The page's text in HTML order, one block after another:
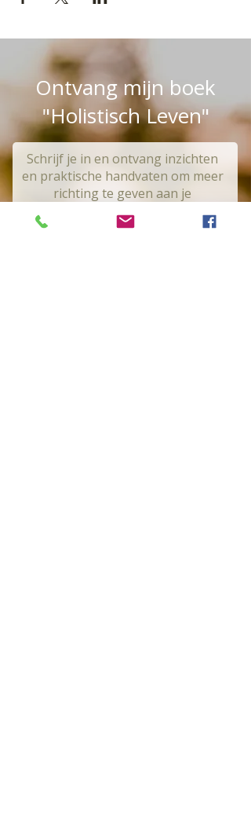
Ontvang mijn boek
"Holistisch Leven"
Schrijf je in en ontvang inzichten
en praktische handvaten om meer
richting te geven aan je
gezondheid